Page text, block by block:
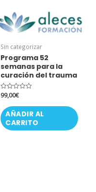
Sin categorizar
Programa 52
semanas para la
curación del trauma
Valorado
de
5
99,00€
AÑADIR AL
CARRITO